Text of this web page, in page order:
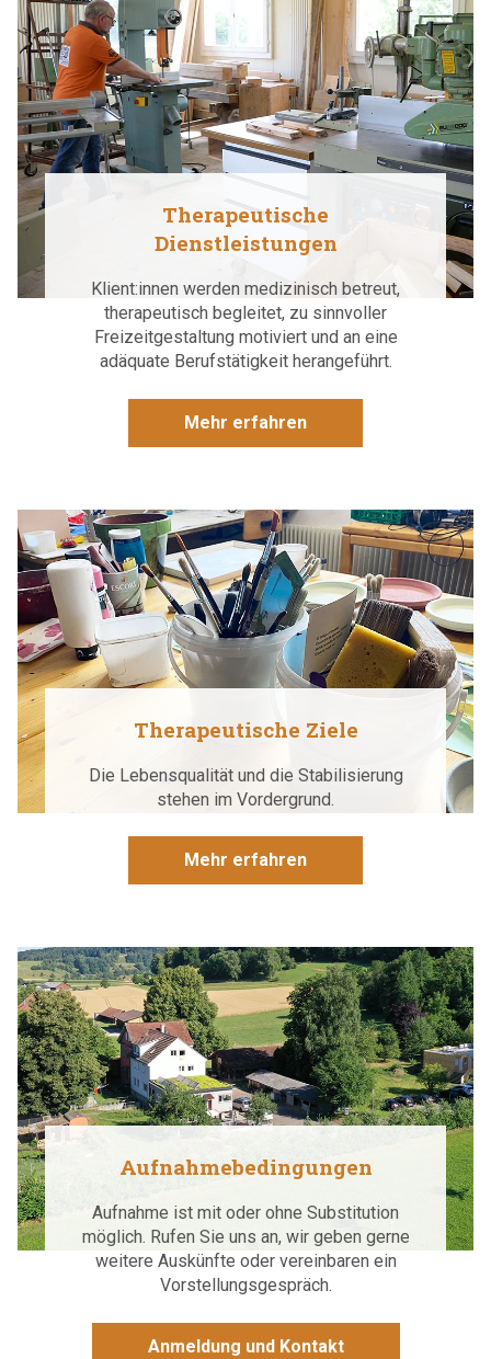
Therapeutische
Dienstleistungen
Klient:innen werden medizinisch betreut,
therapeutisch begleitet, zu sinnvoller
Freizeitgestaltung motiviert und an eine
adäquate Berufstätigkeit herangeführt.
Mehr erfahren
Therapeutische Ziele
Die Lebensqualität und die Stabilisierung
stehen im Vordergrund.
Mehr erfahren
Aufnahmebedingungen
Aufnahme ist mit oder ohne Substitution
möglich. Rufen Sie uns an, wir geben gerne
weitere Auskünfte oder vereinbaren ein
Vorstellungsgespräch.
Anmeldung und Kontakt